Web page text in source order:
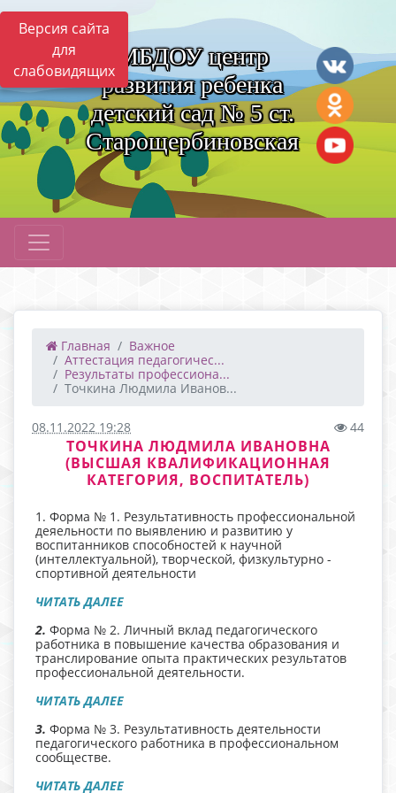
Версия сайта
для
слабовидящих
МБДОУ центр
развития ребенка
детский сад № 5 ст.
Старощербиновская
Главная
Важное
Аттестация педагогичес...
Результаты профессиона...
Точкина Людмила Иванов...
08.11.2022 19:28 44
ТОЧКИНА ЛЮДМИЛА ИВАНОВНА
(ВЫСШАЯ КВАЛИФИКАЦИОННАЯ
КАТЕГОРИЯ, ВОСПИТАТЕЛЬ)
1. Форма № 1. Результативность профессиональной
деяельности по выявлению и развитию у
воспитанников способностей к научной
(интеллектуальной), творческой, физкультурно -
спортивной деятельности
ЧИТАТЬ ДАЛЕЕ
2. Форма № 2. Личный вклад педагогического
работника в повышение качества образования и
транслирование опыта практических результатов
профессиональной деятельности.
ЧИТАТЬ ДАЛЕЕ
3. Форма № 3. Результативность деятельности
педагогического работника в профессиональном
сообществе.
ЧИТАТЬ ДАЛЕЕ